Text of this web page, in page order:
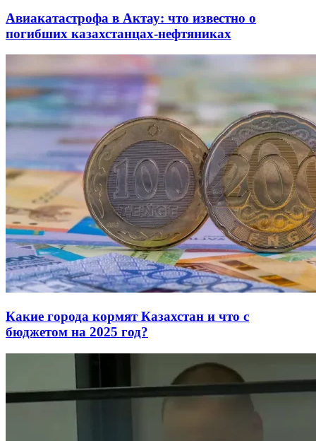
Авиакатастрофа в Актау: что известно о
погибших казахстанцах-нефтяниках
Какие города кормят Казахстан и что с
бюджетом на 2025 год?